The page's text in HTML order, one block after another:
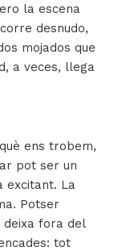
la escena
desnudo,
mojados que
a veces, llega
ens trobem,
pot ser un
excitant. La
Potser
fora del
tot